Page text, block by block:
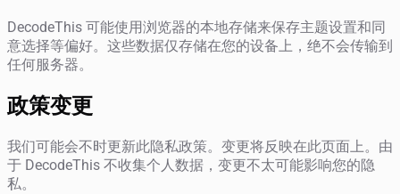
DecodeThis 可能使用浏览器的本地存储来保存主题设置和同
意选择等偏好。这些数据仅存储在您的设备上，绝不会传输到
任何服务器。
政策变更
我们可能会不时更新此隐私政策。变更将反映在此页面上。由
于 DecodeThis 不收集个人数据，变更不太可能影响您的隐
私。